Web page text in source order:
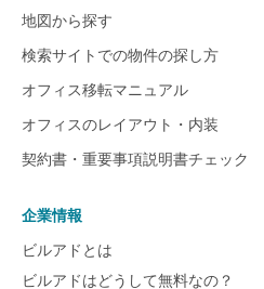
地図から探す
検索サイトでの物件の探し方
オフィス移転マニュアル
オフィスのレイアウト・内装
契約書・重要事項説明書チェック
企業情報
ビルアドとは
ビルアドはどうして無料なの？